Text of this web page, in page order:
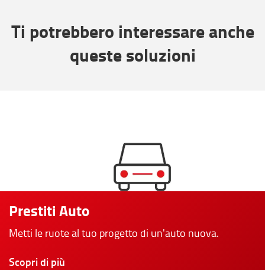
Ti potrebbero interessare anche
queste soluzioni
Prestiti Auto
Metti le ruote al tuo progetto di un'auto nuova.
Scopri di più